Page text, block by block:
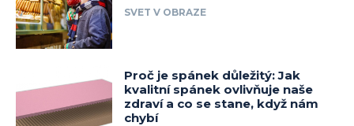
SVET V OBRAZE
Proč je spánek důležitý: Jak
kvalitní spánek ovlivňuje naše
zdraví a co se stane, když nám
chybí